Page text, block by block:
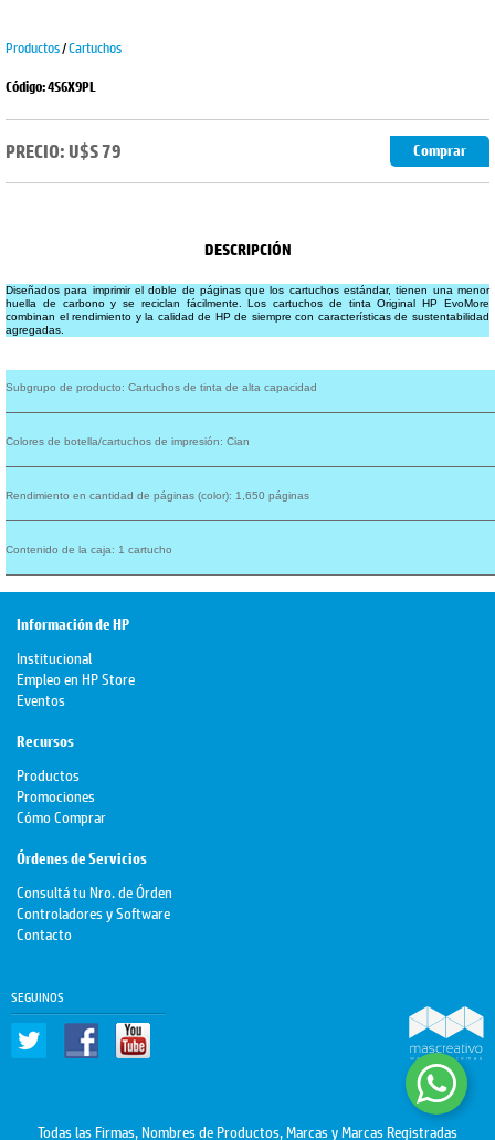
Productos/Cartuchos
Código: 4S6X9PL
PRECIO: U$S 79 Comprar
DESCRIPCIÓN
Diseñados para imprimir el doble de páginas que los cartuchosestándar,tienen una menor
huella de carbonoy se reciclan fácilmente.Los cartuchos de tinta Original HP EvoMore
combinan el rendimiento y la calidad de HP de siempre con características de sustentabilidad
agregadas.
Subgrupo de producto: Cartuchos de tinta de alta capacidad
Colores de botella/cartuchos de impresión: Cian
Rendimiento en cantidad de páginas (color): 1,650 páginas
Contenido de la caja: 1 cartucho
Información de HP
Institucional
Empleo en HP Store
Eventos
Recursos
Productos
Promociones
Cómo Comprar
Órdenes de Servicios
Consultá tu Nro. de Órden
Controladores y Software
Contacto
SEGUINOS
Todas las Firmas, Nombres de Productos, Marcas y Marcas Registradas